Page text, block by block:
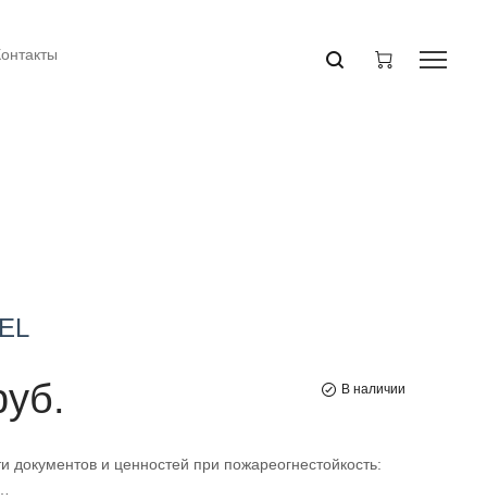
EL
В наличии
документов и ценностей при пожареогнестойкость: